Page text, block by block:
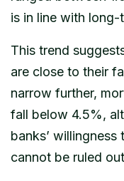
is in line with long-
This trend
are close to their
narrow further,
fall below 4.5%,
banks’
cannot be ruled